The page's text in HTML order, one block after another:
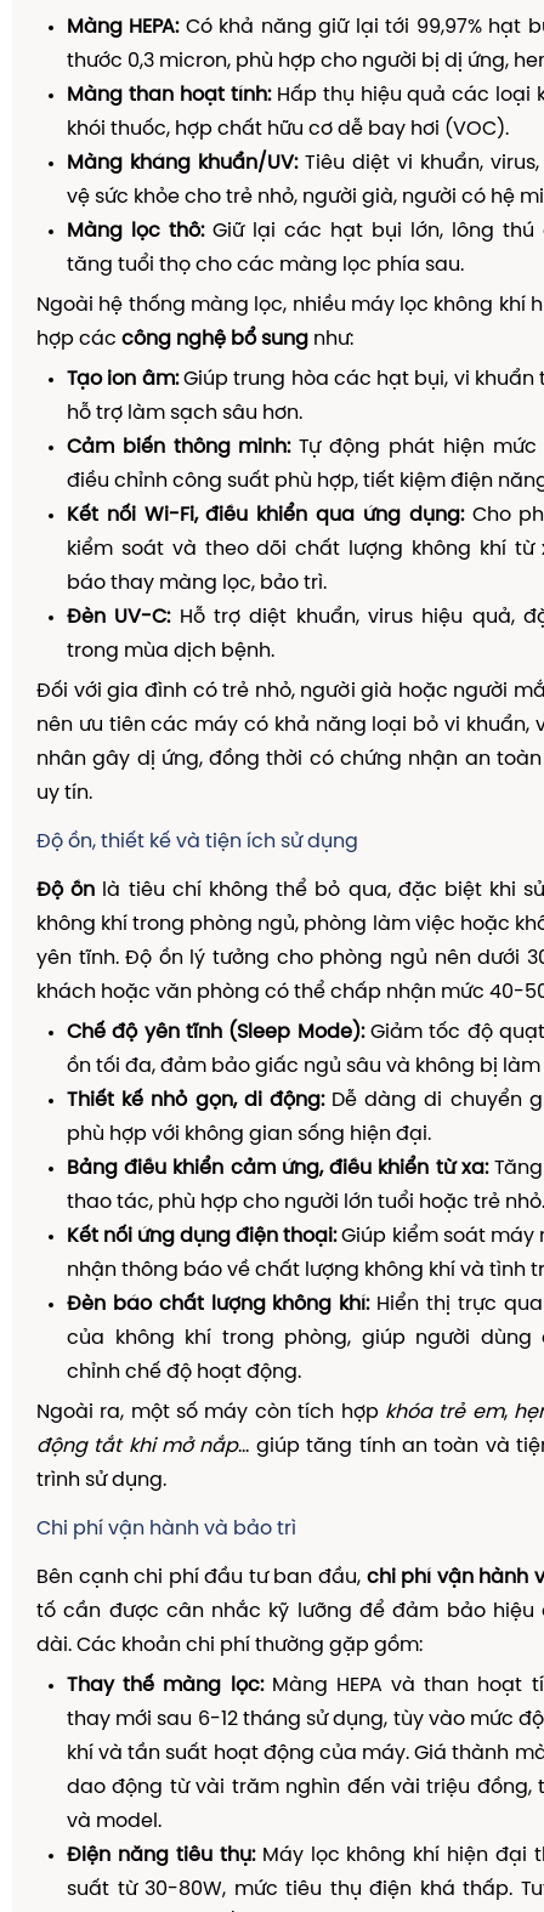
Màng HEPA:Có khả năng giữ lại tới 99,97% hạt
thước 0,3 micron, phù hợp cho người bị dị ứng,
Màng than hoạt tính:Hấp thụ hiệu quả các loại
khói thuốc, hợp chất hữu cơ dễ bay hơi (VOC).
Màng kháng khuẩn/UV:Tiêu diệt vi khuẩn,
vệ sức khỏe cho trẻ nhỏ, người già, người có hệ
Màng lọc thô:Giữ lại các hạt bụi lớn, lông thú
tăng tuổi thọ cho các màng lọc phía sau.
Ngoài hệ thống màng lọc, nhiều máy lọc không khí
hợp các công nghệ bổ sung như:
Tạo ion âm:Giúp trung hòa các hạt bụi, vi khuẩn
hỗ trợ làm sạch sâu hơn.
Cảm biến thông minh:Tự động phát hiện mức
điều chỉnh công suất phù hợp, tiết kiệm điện
Kết nối Wi-Fi, điều khiển qua ứng dụng:Cho
kiểm soát và theo dõi chất lượng không khí từ
báo thay màng lọc, bảo trì.
Đèn UV-C:Hỗ trợ diệt khuẩn, virus hiệu quả,
trong mùa dịch bệnh.
Đối với gia đình có trẻ nhỏ, người già hoặc người
nên ưu tiên các máy có khả năng loại bỏ vi khuẩn,
nhân gây dị ứng, đồng thời có chứng nhận an
uy tín.
Độ ồn, thiết kế và tiện ích sử dụng
Độ ồn là tiêu chí không thể bỏ qua, đặc biệt khi
không khí trong phòng ngủ, phòng làm việc hoặc
yên tĩnh. Độ ồn lý tưởng cho phòng ngủ nên dưới
khách hoặc văn phòng có thể chấp nhận mức 40-
Chế độ yên tĩnh (Sleep Mode):Giảm tốc độ
ồn tối đa, đảm bảo giấc ngủ sâu và không bị làm
Thiết kế nhỏ gọn, di động:Dễ dàng di chuyển
phù hợp với không gian sống hiện đại.
Bảng điều khiển cảm ứng, điều khiển từ xa:Tăng
thao tác, phù hợp cho người lớn tuổi hoặc trẻ nhỏ.
Kết nối ứng dụng điện thoại:Giúp kiểm soát máy
nhận thông báo về chất lượng không khí và tình
Đèn báo chất lượng không khí:Hiển thị trực
của không khí trong phòng, giúp người dùng
chỉnh chế độ hoạt động.
Ngoài ra, một số máy còn tích hợp khóa trẻ em,
động tắt khi mở nắp… giúp tăng tính an toàn và
trình sử dụng.
Chi phí vận hành và bảo trì
Bên cạnh chi phí đầu tư ban đầu, chi phí vận hành
tố cần được cân nhắc kỹ lưỡng để đảm bảo hiệu
dài. Các khoản chi phí thường gặp gồm:
Thay thế màng lọc:Màng HEPA và than hoạt
thay mới sau 6-12 tháng sử dụng, tùy vào mức
khí và tần suất hoạt động của máy. Giá thành
dao động từ vài trăm nghìn đến vài triệu đồng,
và model.
Điện năng tiêu thụ:Máy lọc không khí hiện đại
suất từ 30-80W, mức tiêu thụ điện khá thấp.